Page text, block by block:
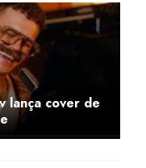
lança cover de